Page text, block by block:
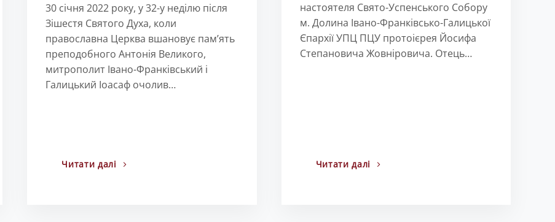
30 січня 2022 року, у 32-у неділю після
Зішестя Святого Духа, коли
православна Церква вшановує пам’ять
преподобного Антонія Великого,
митрополит Івано-Франківський і
Галицький Іоасаф очолив…
Читати далі
настоятеля Свято-Успенського Собору
м. Долина Івано-Франківсько-Галицької
Єпархії УПЦ ПЦУ протоієрея Йосифа
Степановича Жовніровича. Отець…
Читати далі